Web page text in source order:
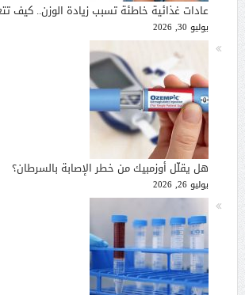
عادات غذائية خاطئة تسبب زيادة الوزن.. كيف
يوليو 30, 2026
هل يقلّل أوزمبيك من خطر الإصابة بالسرطان؟
يوليو 26, 2026